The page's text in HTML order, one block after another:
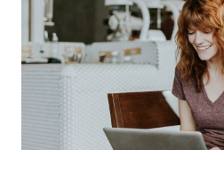
SLUIT JE AAN